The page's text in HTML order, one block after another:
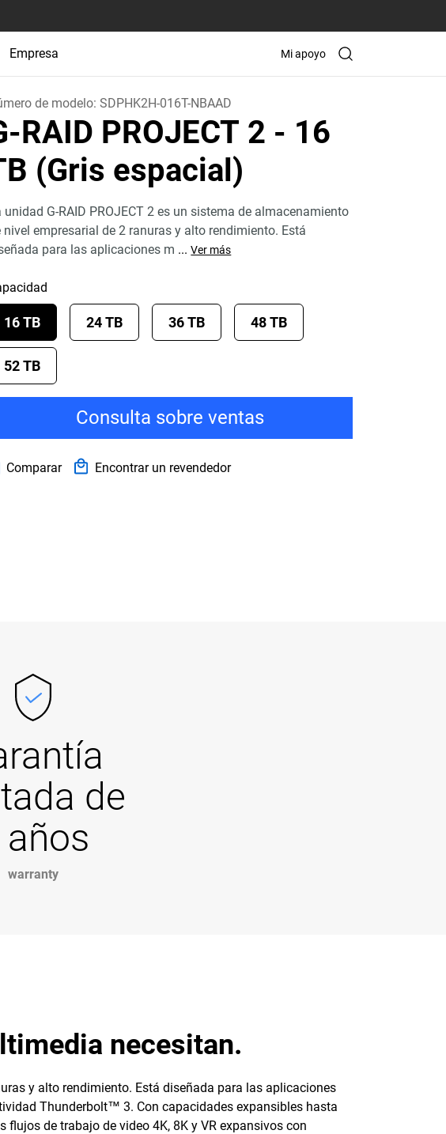
Empresa Mi apoyo
de modelo:SDPHK2H-016T-NBAAD
RAID PROJECT 2 - 16
(Gris espacial)
unidad G-RAID PROJECT 2 es un sistema de almacenamiento
nivel empresarial de 2 ranuras y alto rendimiento. Está
para las aplicaciones m ... Ver más
16 TB 24 TB 36 TB 48 TB
52 TB
Consulta sobre ventas
Comparar Encontrar un revendedor
de
años
warranty
necesitan.
y alto rendimiento. Está diseñada para las aplicaciones
Thunderbolt™ 3. Con capacidades expansibles hasta
de trabajo de video 4K, 8K y VR expansivos con